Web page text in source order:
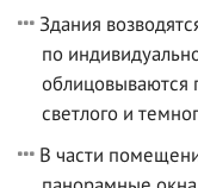
Здания
по
облицовываются
светлого и
В части